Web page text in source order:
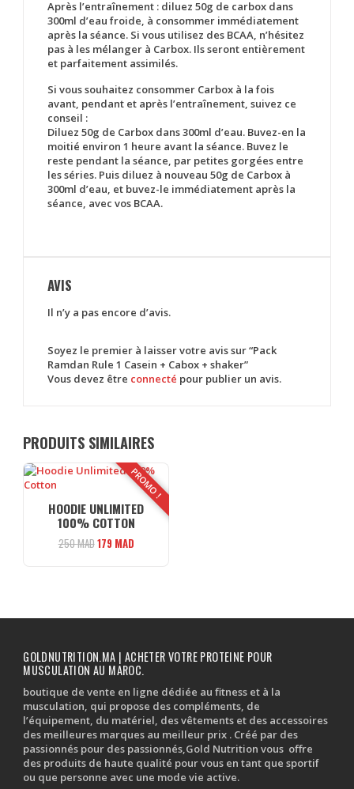
Après l’entraînement : diluez 50g de carbox dans
300ml d’eau froide, à consommer immédiatement
après la séance. Si vous utilisez des BCAA, n’hésitez
pas à les mélanger à Carbox. Ils seront entièrement
et parfaitement assimilés.
Si vous souhaitez consommer Carbox à la fois
avant, pendant et après l’entraînement, suivez ce
conseil :
Diluez 50g de Carbox dans 300ml d’eau. Buvez-en la
moitié environ 1 heure avant la séance. Buvez le
reste pendant la séance, par petites gorgées entre
les séries. Puis diluez à nouveau 50g de Carbox à
300ml d’eau, et buvez-le immédiatement après la
séance, avec vos BCAA.
AVIS
Il n’y a pas encore d’avis.
Soyez le premier à laisser votre avis sur “Pack
Ramdan Rule 1 Casein + Cabox + shaker”
Vous devez être connecté pour publier un avis.
PRODUITS SIMILAIRES
PROMO !
HOODIE UNLIMITED
100% COTTON
250MADLe
179 MADLe
GOLDNUTRITION.MA | ACHETER VOTRE PROTEINE POUR
MUSCULATION AU MAROC.
boutique de vente en ligne dédiée au fitness et à la
musculation, qui propose des compléments, de
l’équipement, du matériel, des vêtements et des accessoires
des meilleures marques au meilleur prix . Créé par des
passionnés pour des passionnés,Gold Nutrition vous offre
des produits de haute qualité pour vous en tant que sportif
ou que personne avec une mode vie active.